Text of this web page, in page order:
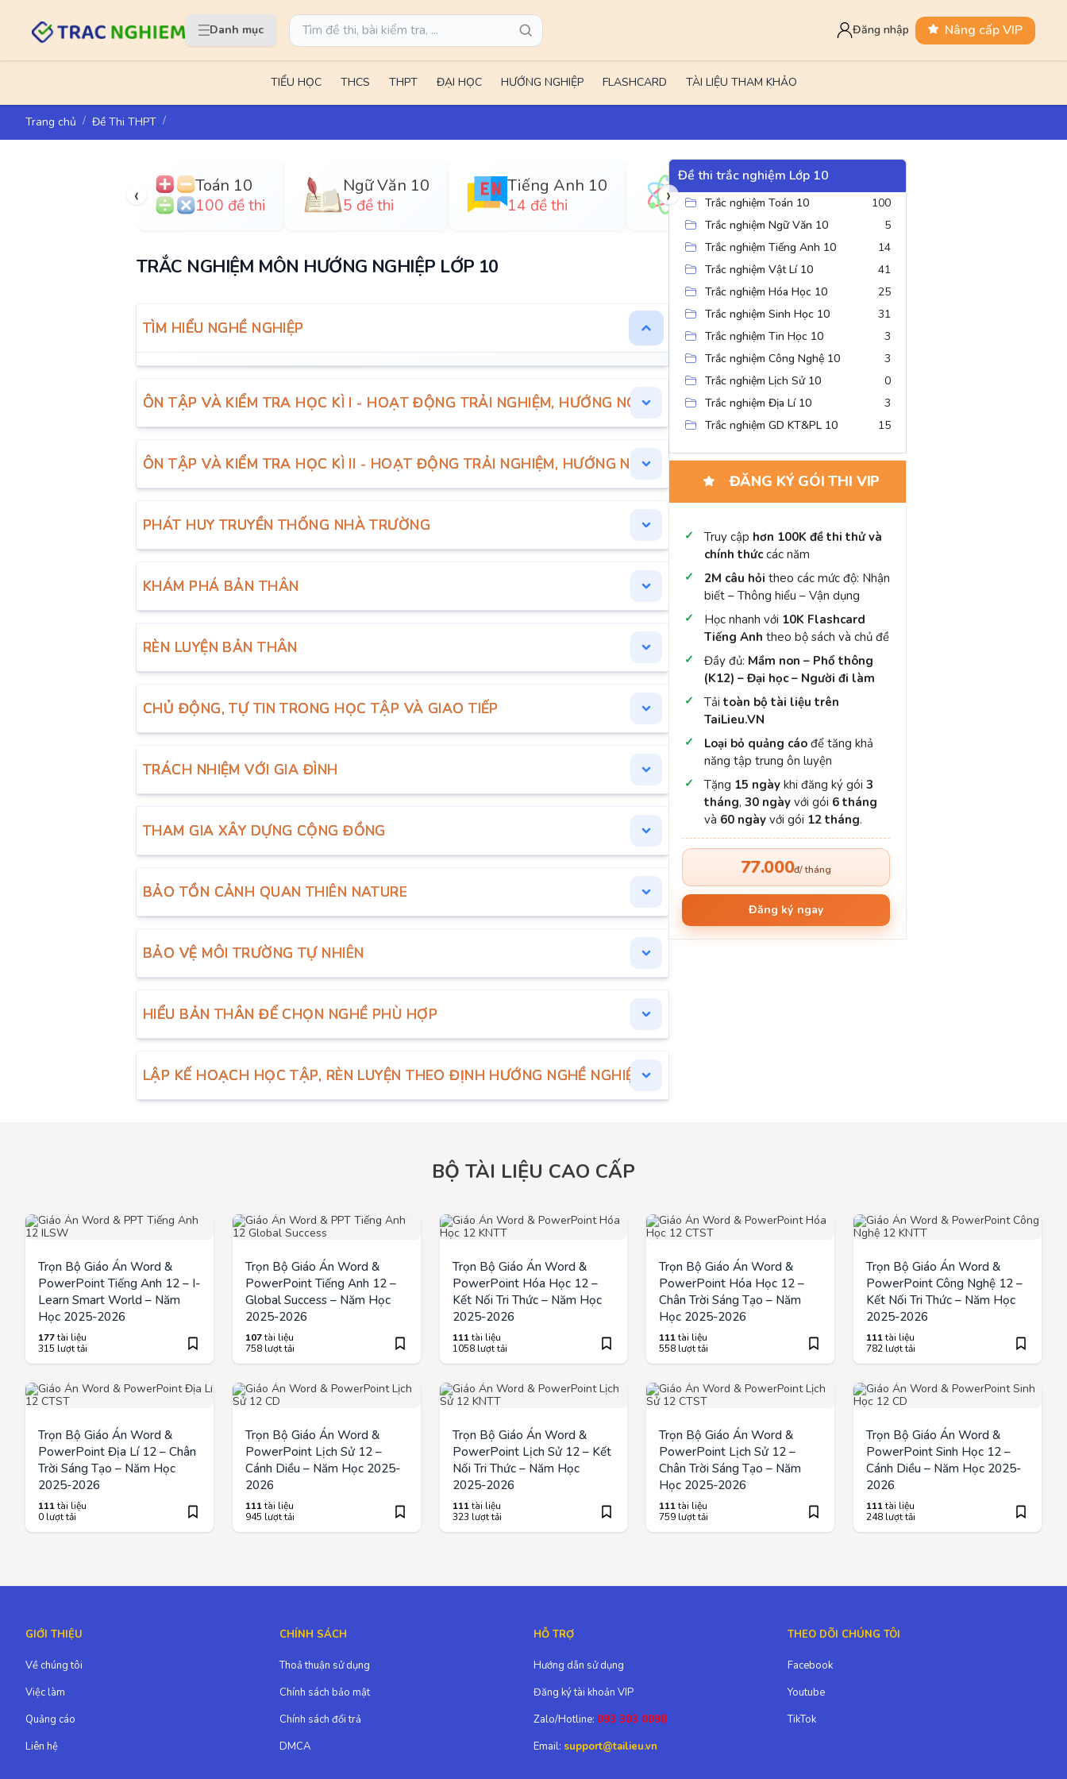
Danh mục Đăng nhập Nâng cấp VIP
TIỂU HỌC THCS THPT ĐẠI HỌC HƯỚNG NGHIỆP FLASHCARD TÀI LIỆU THAM KHẢO
Trang chủ Đề Thi THPT
‹ Toán 10
100 đề thi
Ngữ Văn 10
5 đề thi
Tiếng Anh 10
14 đề thi
Vật Lí 10
41 đề thi 25 đề thi
›
TRẮC NGHIỆM MÔN HƯỚNG NGHIỆP LỚP 10
TÌM HIỂU NGHỀ NGHIỆP
ÔN TẬP VÀ KIỂM TRA HỌC KÌ I - HOẠT ĐỘNG TRẢI NGHIỆM, HƯỚNG NGHIỆP 10
ÔN TẬP VÀ KIỂM TRA HỌC KÌ II - HOẠT ĐỘNG TRẢI NGHIỆM, HƯỚNG NGHIỆP 10
PHÁT HUY TRUYỀN THỐNG NHÀ TRƯỜNG
KHÁM PHÁ BẢN THÂN
RÈN LUYỆN BẢN THÂN
CHỦ ĐỘNG, TỰ TIN TRONG HỌC TẬP VÀ GIAO TIẾP
TRÁCH NHIỆM VỚI GIA ĐÌNH
THAM GIA XÂY DỰNG CỘNG ĐỒNG
BẢO TỒN CẢNH QUAN THIÊN NATURE
BẢO VỆ MÔI TRƯỜNG TỰ NHIÊN
HIỂU BẢN THÂN ĐỂ CHỌN NGHỀ PHÙ HỢP
LẬP KẾ HOẠCH HỌC TẬP, RÈN LUYỆN THEO ĐỊNH HƯỚNG NGHỀ NGHIỆP
Đề thi trắc nghiệm Lớp 10
Trắc nghiệm Toán 10
100
Trắc nghiệm Ngữ Văn 10
5
Trắc nghiệm Tiếng Anh 10
14
Trắc nghiệm Vật Lí 10
41
Trắc nghiệm Hóa Học 10
25
Trắc nghiệm Sinh Học 10
31
Trắc nghiệm Tin Học 10
3
Trắc nghiệm Công Nghệ 10
3
Trắc nghiệm Lịch Sử 10
0
Trắc nghiệm Địa Lí 10
3
Trắc nghiệm GD KT&PL 10
15
ĐĂNG KÝ GÓI THI VIP
Truy cập hơn 100K đề thi thử và
chính thứccác năm
2M câu hỏi theo các mức độ: Nhận
biết – Thông hiểu – Vận dụng
Học nhanh với 10K Flashcard
Tiếng Anh theo bộ sách và chủ đề
Đầy đủ: Mầm non – Phổ thông
(K12) – Đại học – Người đi làm
Tải toàn bộ tài liệu trên
TaiLieu.VN
Loại bỏ quảng cáo để tăng khả
năng tập trung ôn luyện
Tặng 15 ngày khi đăng ký gói 3
tháng, 30 ngày với gói 6 tháng
và 60 ngày với gói 12 tháng.
77.000đ/ tháng
Đăng ký ngay
BỘ TÀI LIỆU CAO CẤP
Trọn Bộ Giáo Án Word &
PowerPoint Tiếng Anh 12 – I-
Learn Smart World – Năm
Học 2025-2026
177tài liệu
315 lượt tải
Trọn Bộ Giáo Án Word &
PowerPoint Tiếng Anh 12 –
Global Success – Năm Học
2025-2026
107tài liệu
758 lượt tải
Trọn Bộ Giáo Án Word &
PowerPoint Hóa Học 12 –
Kết Nối Tri Thức – Năm Học
2025-2026
111tài liệu
1058 lượt tải
Trọn Bộ Giáo Án Word &
PowerPoint Hóa Học 12 –
Chân Trời Sáng Tạo – Năm
Học 2025-2026
111tài liệu
558 lượt tải
Trọn Bộ Giáo Án Word &
PowerPoint Công Nghệ 12 –
Kết Nối Tri Thức – Năm Học
2025-2026
111tài liệu
782 lượt tải
Trọn Bộ Giáo Án Word &
PowerPoint Địa Lí 12 – Chân
Trời Sáng Tạo – Năm Học
2025-2026
111tài liệu
0 lượt tải
Trọn Bộ Giáo Án Word &
PowerPoint Lịch Sử 12 –
Cánh Diều – Năm Học 2025-
2026
111tài liệu
945 lượt tải
Trọn Bộ Giáo Án Word &
PowerPoint Lịch Sử 12 – Kết
Nối Tri Thức – Năm Học
2025-2026
111tài liệu
323 lượt tải
Trọn Bộ Giáo Án Word &
PowerPoint Lịch Sử 12 –
Chân Trời Sáng Tạo – Năm
Học 2025-2026
111tài liệu
759 lượt tải
Trọn Bộ Giáo Án Word &
PowerPoint Sinh Học 12 –
Cánh Diều – Năm Học 2025-
2026
111tài liệu
248 lượt tải
GIỚI THIỆU
Về chúng tôi
Việc làm
Quảng cáo
Liên hệ
CHÍNH SÁCH
Thoả thuận sử dụng
Chính sách bảo mật
Chính sách đổi trả
DMCA
HỖ TRỢ
Hướng dẫn sử dụng
Đăng ký tài khoản VIP
Zalo/Hotline: 093 303 0098
Email: support@tailieu.vn
THEO DÕI CHÚNG TÔI
Facebook
Youtube
TikTok